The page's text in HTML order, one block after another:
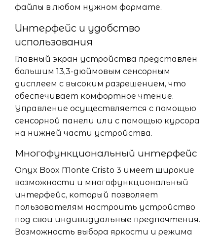
файлы в любом нужном формате.
Интерфейс и удобство
использования
Главный экран устройства представлен
большим 13,3-дюймовым сенсорным
дисплеем с высоким разрешением, что
обеспечивает комфортное чтение.
Управление осуществляется с помощью
сенсорной панели или с помощью курсора
на нижней части устройства.
Многофункциональный интерфейс
Onyx Boox Monte Cristo 3 имеет широкие
возможности и многофункциональный
интерфейс, который позволяет
пользователям настроить устройство
под свои индивидуальные предпочтения.
Возможность выбора яркости и режима